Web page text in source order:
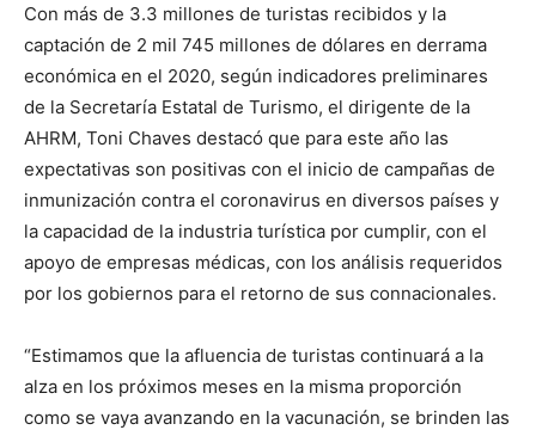
Con más de 3.3 millones de turistas recibidos y la
captación de 2 mil 745 millones de dólares en derrama
económica en el 2020, según indicadores preliminares
de la Secretaría Estatal de Turismo, el dirigente de la
AHRM, Toni Chaves destacó que para este año las
expectativas son positivas con el inicio de campañas de
inmunización contra el coronavirus en diversos países y
la capacidad de la industria turística por cumplir, con el
apoyo de empresas médicas, con los análisis requeridos
por los gobiernos para el retorno de sus connacionales.
“Estimamos que la afluencia de turistas continuará a la
alza en los próximos meses en la misma proporción
como se vaya avanzando en la vacunación, se brinden las